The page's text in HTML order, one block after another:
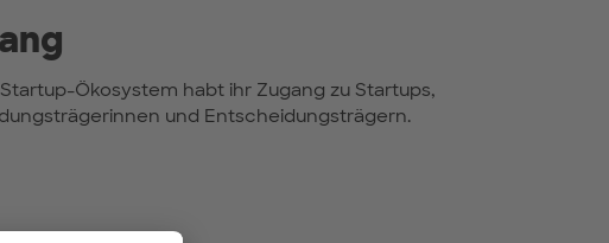
Ökosystem habt ihr Zugang zu Startups,
und Entscheidungsträgern.